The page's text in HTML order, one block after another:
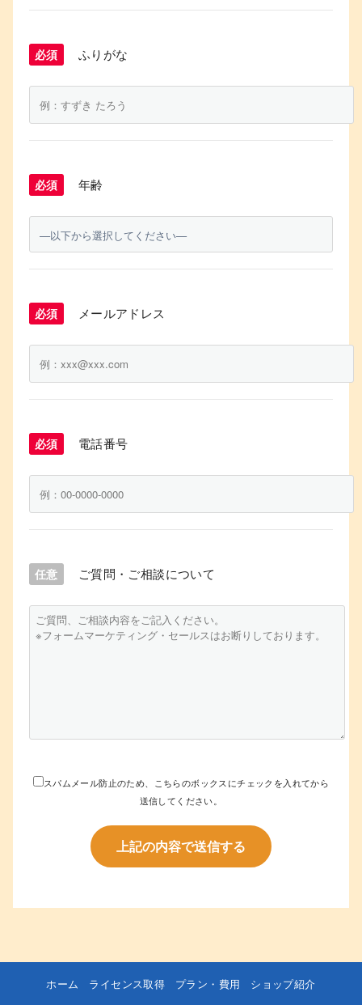
必須 ふりがな
必須 年齢
必須 メールアドレス
必須 電話番号
任意 ご質問・ご相談について
スパムメール防止のため、こちらのボックスにチェックを入れてから
送信してください。
ホーム ライセンス取得 プラン・費用
ショップ紹介